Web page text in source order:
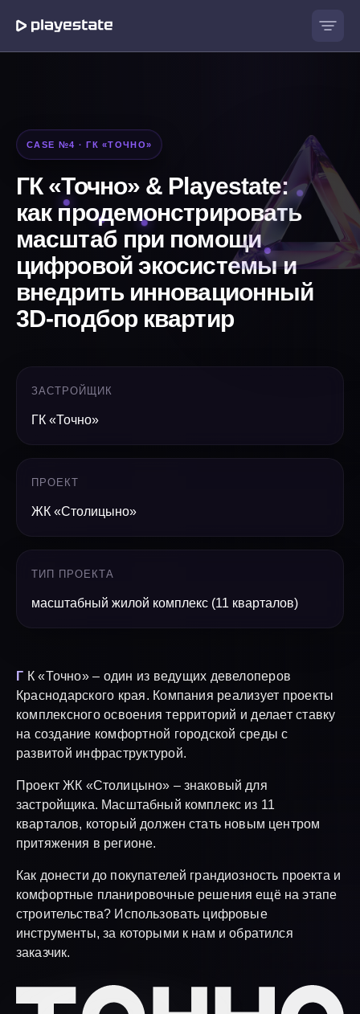
CASE №4 · ГК «ТОЧНО»
ГК «Точно» & Playestate:
как продемонстрировать
масштаб при помощи
цифровой экосистемы и
внедрить инновационный
3D-подбор квартир
ЗАСТРОЙЩИК
ГК «Точно»
ПРОЕКТ
ЖК «Столицыно»
ТИП ПРОЕКТА
масштабный жилой комплекс (11 кварталов)
Г К «Точно» – один из ведущих девелоперов
Краснодарского края. Компания реализует проекты
комплексного освоения территорий и делает ставку
на создание комфортной городской среды с
развитой инфраструктурой.
Проект ЖК «Столицыно» – знаковый для
застройщика. Масштабный комплекс из 11
кварталов, который должен стать новым центром
притяжения в регионе.
Как донести до покупателей грандиозность проекта и
комфортные планировочные решения ещё на этапе
строительства? Использовать цифровые
инструменты, за которыми к нам и обратился
заказчик.